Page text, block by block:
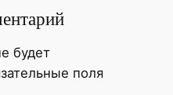
будет
поля